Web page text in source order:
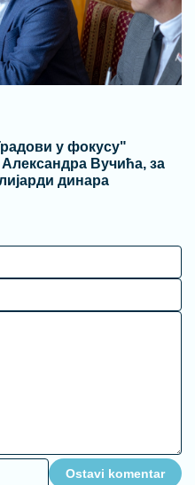
у фокусу"
Вучића, за
динара
Ostavi komentar